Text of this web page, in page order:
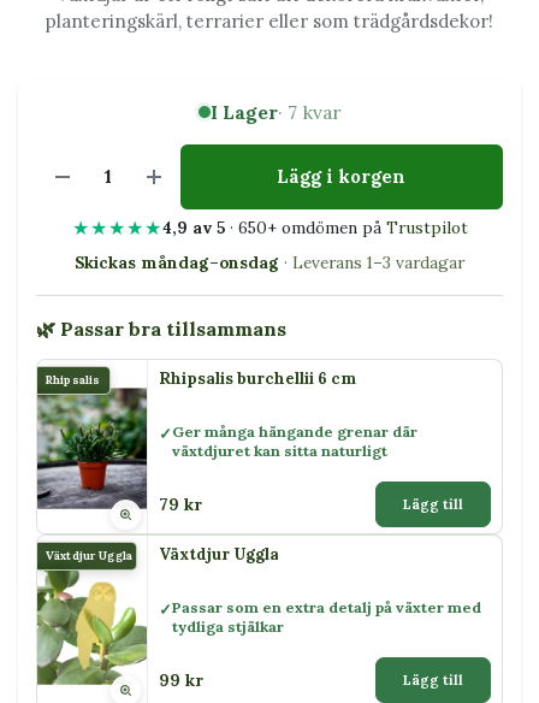
planteringskärl, terrarier eller som trädgårdsdekor!
I Lager· 7 kvar
Lägg i korgen
★★★★★4,9 av 5· 650+ omdömen på Trustpilot
Skickas måndag–onsdag · Leverans 1–3 vardagar
🌿 Passar bra tillsammans
Rhipsalis Rhipsalis burchellii 6 cm
Ger många hängande grenar där
växtdjuret kan sitta naturligt
79 kr Lägg till
Växtdjur Uggla Växtdjur Uggla
Passar som en extra detalj på växter med
tydliga stjälkar
99 kr Lägg till